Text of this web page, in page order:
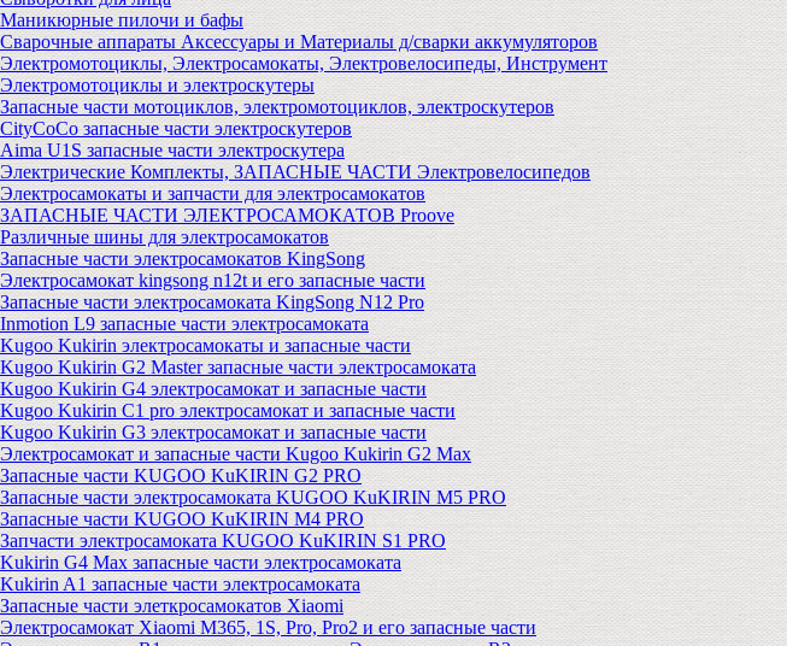
Маникюрные пилочи и бафы
Сварочные аппараты Аксессуары и Материалы д/сварки аккумуляторов
Электромотоциклы, Электросамокаты, Электровелосипеды, Инструмент
Электромотоциклы и электроскутеры
Запасные части мотоциклов, электромотоциклов, электроскутеров
CityCoCo запасные части электроскутеров
Aima U1S запасные части электроскутера
Электрические Комплекты, ЗАПАСНЫЕ ЧАСТИ Электровелосипедов
Электросамокаты и запчасти для электросамокатов
ЗАПАСНЫЕ ЧАСТИ ЭЛЕКТРОСАМОКАТОВ Proove
Различные шины для электросамокатов
Запасные части электросамокатов KingSong
Электросамокат kingsong n12t и его запасные части
Запасные части электросамоката KingSong N12 Pro
Inmotion L9 запасные части электросамоката
Kugoo Kukirin электросамокаты и запасные части
Kugoo Kukirin G2 Master запасные части электросамоката
Kugoo Kukirin G4 электросамокат и запасные части
Kugoo Kukirin C1 pro электросамокат и запасные части
Kugoo Kukirin G3 электросамокат и запасные части
Электросамокат и запасные части Kugoo Kukirin G2 Max
Запасные части KUGOO KuKIRIN G2 PRO
Запасные части электросамоката KUGOO KuKIRIN M5 PRO
Запасные части KUGOO KuKIRIN M4 PRO
Запчасти электросамоката KUGOO KuKIRIN S1 PRO
Kukirin G4 Max запасные части электросамоката
Kukirin A1 запасные части электросамоката
Запасные части элеткросамокатов Xiaomi
Электросамокат Xiaomi M365, 1S, Pro, Pro2 и его запасные части